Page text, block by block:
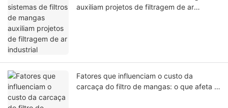
auxiliam projetos de filtragem de ar
Fatores que influenciam o custo da
carcaça do filtro de mangas: o que afeta a